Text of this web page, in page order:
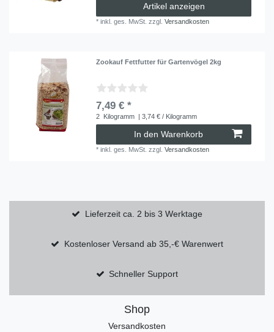
Artikel anzeigen
*inkl. ges. MwSt. zzgl.Versandkosten
Zookauf Fettfutter für Gartenvögel 2kg
7,49 € *
2 Kilogramm | 3,74 € / Kilogramm
In den Warenkorb
*inkl. ges. MwSt. zzgl.Versandkosten
Lieferzeit ca. 2 bis 3 Werktage
Kostenloser Versand ab 35,-€ Warenwert
Schneller Support
Shop
Versandkosten